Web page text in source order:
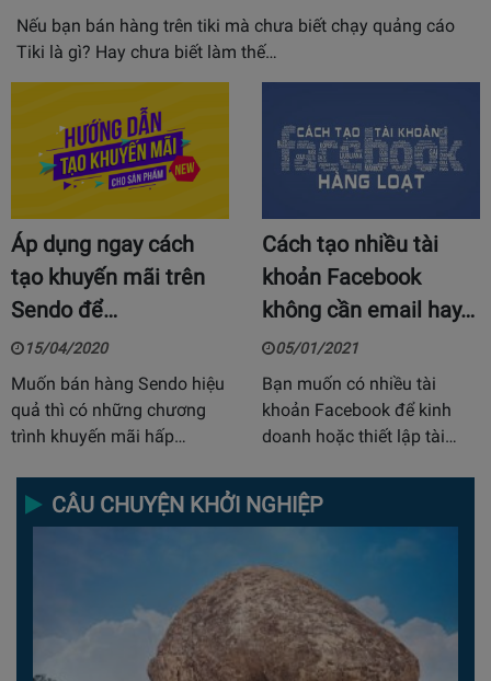
Nếu bạn bán hàng trên tiki mà chưa biết chạy quảng cáo
Tiki là gì? Hay chưa biết làm thế…
Áp dụng ngay cách
tạo khuyến mãi trên
Sendo để…
15/04/2020
Muốn bán hàng Sendo hiệu
quả thì có những chương
trình khuyến mãi hấp…
Cách tạo nhiều tài
khoản Facebook
không cần email hay…
05/01/2021
Bạn muốn có nhiều tài
khoản Facebook để kinh
doanh hoặc thiết lập tài…
CÂU CHUYỆN KHỞI NGHIỆP